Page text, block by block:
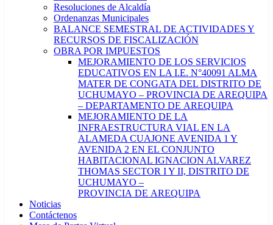
Resoluciones de Alcaldía
Ordenanzas Municipales
BALANCE SEMESTRAL DE ACTIVIDADES Y
RECURSOS DE FISCALIZACIÓN
OBRA POR IMPUESTOS
MEJORAMIENTO DE LOS SERVICIOS
EDUCATIVOS EN LA I.E. N°40091 ALMA
MATER DE CONGATA DEL DISTRITO DE
UCHUMAYO – PROVINCIA DE AREQUIPA
– DEPARTAMENTO DE AREQUIPA
MEJORAMIENTO DE LA
INFRAESTRUCTURA VIAL EN LA
ALAMEDA CUAJONE AVENIDA 1 Y
AVENIDA 2 EN EL CONJUNTO
HABITACIONAL IGNACION ALVAREZ
THOMAS SECTOR I Y II, DISTRITO DE
UCHUMAYO –
PROVINCIA DE AREQUIPA
Noticias
Contáctenos